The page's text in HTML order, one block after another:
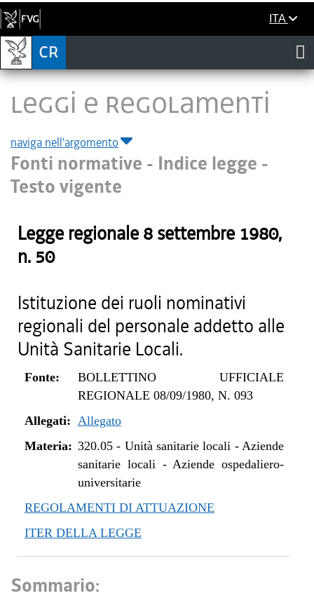
ITA
LEGGI E REGOLAMENTI
naviga nell'argomento
Fonti normative - Indice legge -
Testo vigente
Legge regionale 8 settembre 1980,
n. 50
Istituzione dei ruoli nominativi
regionali del personale addetto alle
Unità Sanitarie Locali.
Fonte:
BOLLETTINO UFFICIALE
REGIONALE 08/09/1980, N. 093
Allegati: Allegato
Materia: 320.05- Unità sanitarie locali - Aziende
sanitarie locali - Aziende ospedaliero-
universitarie
REGOLAMENTI DI ATTUAZIONE
ITER DELLA LEGGE
Sommario: